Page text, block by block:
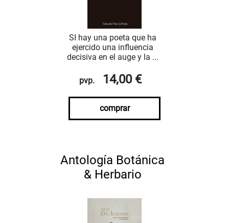
SI hay una poeta que ha
ejercido una influencia
decisiva en el auge y la ...
pvp. 14,00 €
comprar
Antología Botánica
& Herbario